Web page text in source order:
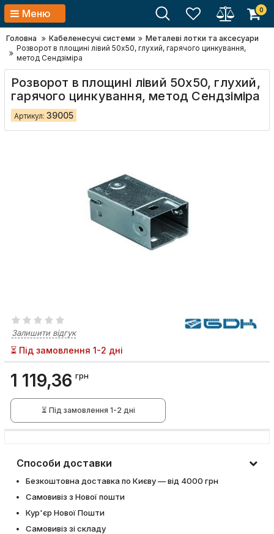
Меню 0
Головна Кабеленесучі системи
Металеві лотки та аксесуари
Розворот в площині лівий 50х50, глухий, гарячого цинкування,
метод Сендзіміра
Розворот в площині лівий 50х50, глухий,
гарячого цинкування, метод Сендзіміра
Артикул: 39005
Залишити відгук
⏳ Під замовлення 1-2 дні
1 119,36 грн
⏳ Під замовлення 1-2 дні
Способи доставки
Безкоштовна доставка по Києву — від 4000 грн
Самовивіз з Нової пошти
Кур'єр Нової Пошти
Самовивіз зі складу